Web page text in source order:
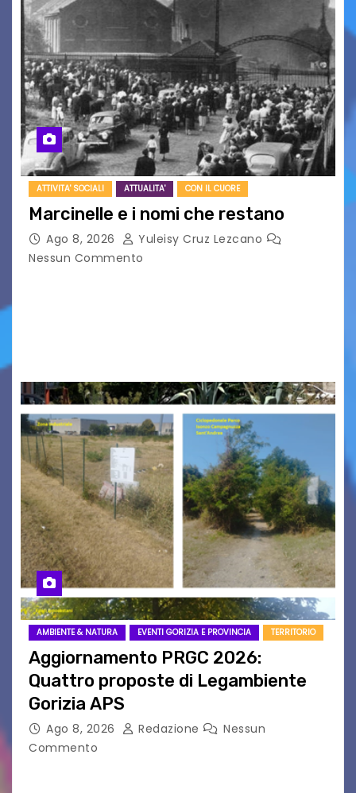
ATTIVITA' SOCIALI ATTUALITA' CON IL CUORE
Marcinelle e i nomi che restano
Ago 8, 2026
Yuleisy Cruz Lezcano
Nessun Commento
AMBIENTE & NATURA EVENTI GORIZIA E PROVINCIA TERRITORIO
Aggiornamento PRGC 2026:
Quattro proposte di Legambiente
Gorizia APS
Ago 8, 2026 Redazione
Nessun
Commento